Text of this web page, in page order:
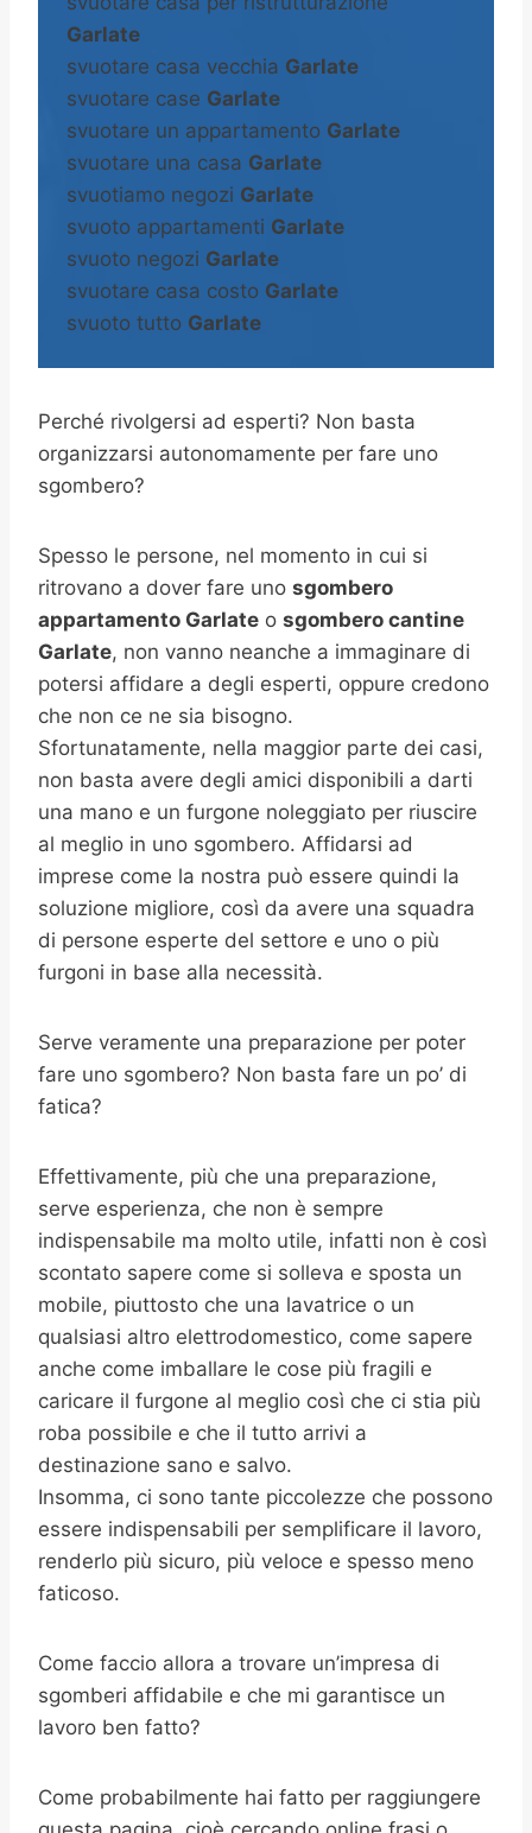
Garlate
svuotare casa vecchia Garlate
svuotare case Garlate
svuotare un appartamento Garlate
svuotare una casa Garlate
svuotiamo negozi Garlate
svuoto appartamenti Garlate
svuoto negozi Garlate
svuotare casa costo Garlate
svuoto tutto Garlate
Perché rivolgersi ad esperti? Non basta
organizzarsi autonomamente per fare uno
sgombero?
Spesso le persone, nel momento in cui si
ritrovano a dover fare uno sgombero
appartamento Garlate o sgombero cantine
Garlate, non vanno neanche a immaginare di
potersi affidare a degli esperti, oppure credono
che non ce ne sia bisogno.
Sfortunatamente, nella maggior parte dei casi,
non basta avere degli amici disponibili a darti
una mano e un furgone noleggiato per riuscire
al meglio in uno sgombero. Affidarsi ad
imprese come la nostra può essere quindi la
soluzione migliore, così da avere una squadra
di persone esperte del settore e uno o più
furgoni in base alla necessità.
Serve veramente una preparazione per poter
fare uno sgombero? Non basta fare un po’ di
fatica?
Effettivamente, più che una preparazione,
serve esperienza, che non è sempre
indispensabile ma molto utile, infatti non è così
scontato sapere come si solleva e sposta un
mobile, piuttosto che una lavatrice o un
qualsiasi altro elettrodomestico, come sapere
anche come imballare le cose più fragili e
caricare il furgone al meglio così che ci stia più
roba possibile e che il tutto arrivi a
destinazione sano e salvo.
Insomma, ci sono tante piccolezze che possono
essere indispensabili per semplificare il lavoro,
renderlo più sicuro, più veloce e spesso meno
faticoso.
Come faccio allora a trovare un’impresa di
sgomberi affidabile e che mi garantisce un
lavoro ben fatto?
Come probabilmente hai fatto per raggiungere